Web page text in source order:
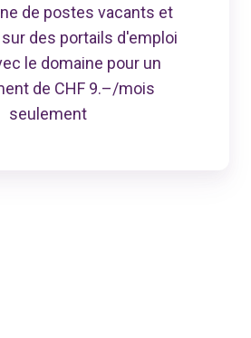
de postes vacants et
des portails d'emploi
le domaine pour un
de CHF 9.–/mois
seulement